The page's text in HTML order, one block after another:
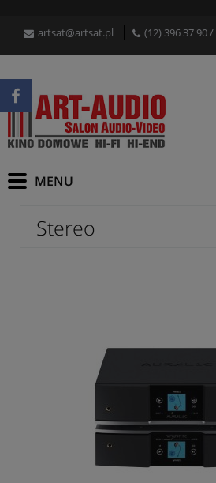
artsat@artsat.pl (12) 396 37 90/
Stereo